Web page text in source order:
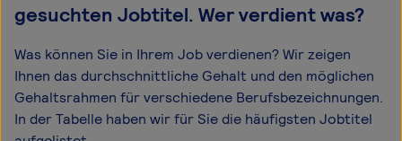
gesuchten Jobtitel. Wer verdient was?
Was können Sie in Ihrem Job verdienen? Wir zeigen
Ihnen das durchschnittliche Gehalt und den möglichen
Gehaltsrahmen für verschiedene Berufsbezeichnungen.
In der Tabelle haben wir für Sie die häufigsten Jobtitel